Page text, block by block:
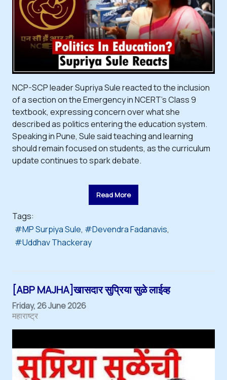
NCP-SCP leader Supriya Sule reacted to the inclusion
of a section on the Emergency in NCERT's Class 9
textbook, expressing concern over what she
described as politics entering the education system.
Speaking in Pune, Sule said teaching and learning
should remain focused on students, as the curriculum
update continues to spark debate.
Read More
Tags:
MP Surpiya Sule
Devendra Fadanavis
Uddhav Thackeray
[ABP MAJHA]खासदार सुप्रिया सुळे लाईव्ह
Friday, 26 June 2026
महाराष्ट्र